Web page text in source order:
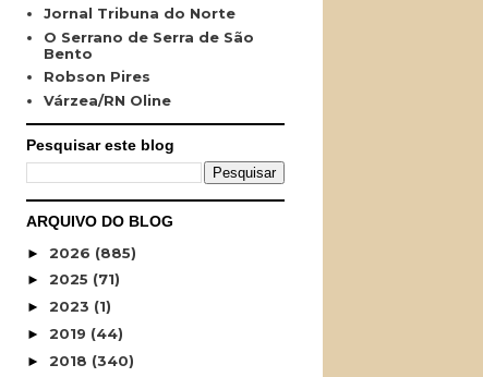
Jornal Tribuna do Norte
O Serrano de Serra de São
Bento
Robson Pires
Várzea/RN Oline
Pesquisar este blog
ARQUIVO DO BLOG
► 2026 (885)
► 2025 (71)
► 2023 (1)
► 2019 (44)
► 2018 (340)